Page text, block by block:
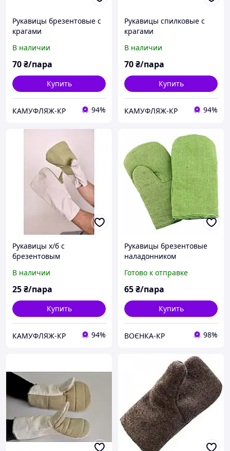
Рукавицы брезентовые с
крагами
В наличии
70₴/пара
Купить
КАМУФЛЯЖ-КР 94%
Рукавицы спилковые с
крагами
В наличии
70₴/пара
Купить
КАМУФЛЯЖ-КР 94%
Рукавицы х/б с
брезентовым
В наличии
25₴/пара
Купить
КАМУФЛЯЖ-КР 94%
Рукавицы брезентовые
наладонником
Готово к отправке
65₴/пара
Купить
ВОЄНКА-КР 98%